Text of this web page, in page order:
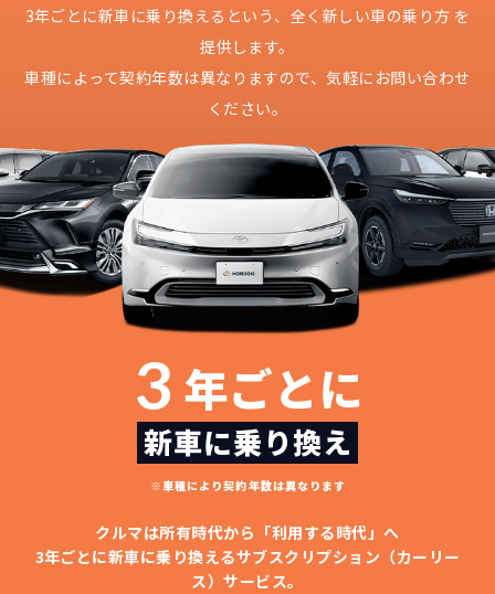
3年ごとに新車に乗り換えるという、 全く新しい車の乗り方 を
提供します。
車種によって契約年数は異なりますので、気軽にお問い合わせ
ください。
3 年ごとに
新車に乗り換え
※車種により契約年数は異なります
クルマは所有時代から「利用する時代」へ
3年ごとに新車に乗り換えるサブスクリプション（カーリー
ス）サービス。
どこよりも安くご契約いただけます！
短期間だから安心！
月々定額料金で安心